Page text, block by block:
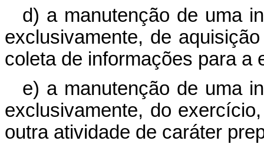
d) a manutenção de uma
exclusivamente, de
coleta de informações para a
e) a manutenção de uma
exclusivamente, do
outra atividade de caráter